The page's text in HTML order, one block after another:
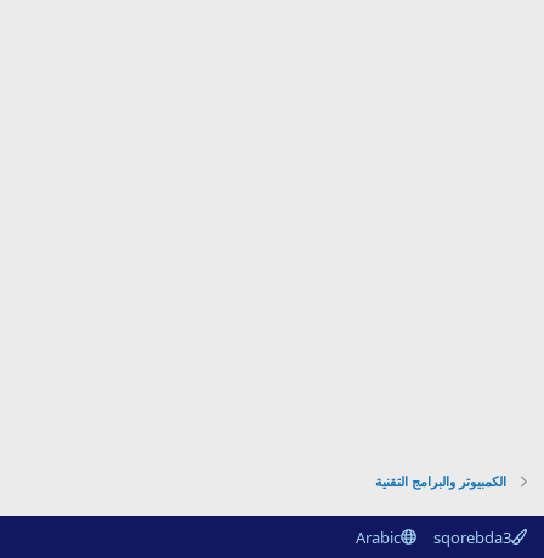
الكمبيوتر والبرامج التقنية
sqorebda3
Arabic